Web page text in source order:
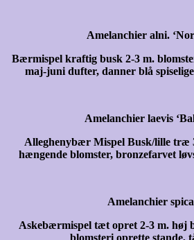
Amelanchier alni.
Bærmispel kraftig busk 2-3 m.
maj-juni dufter, danner blå
Amelanchier laevis
Alleghenybær Mispel Busk/lille træ
hængende blomster, bronzefarvet
Amelanchier
Askebærmispel tæt opret 2-3 m. høj
blomsteri oprette stande,